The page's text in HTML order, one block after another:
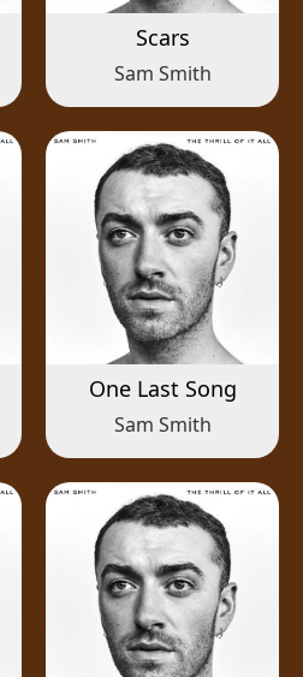
Scars
Sam Smith
One Last Song
Sam Smith